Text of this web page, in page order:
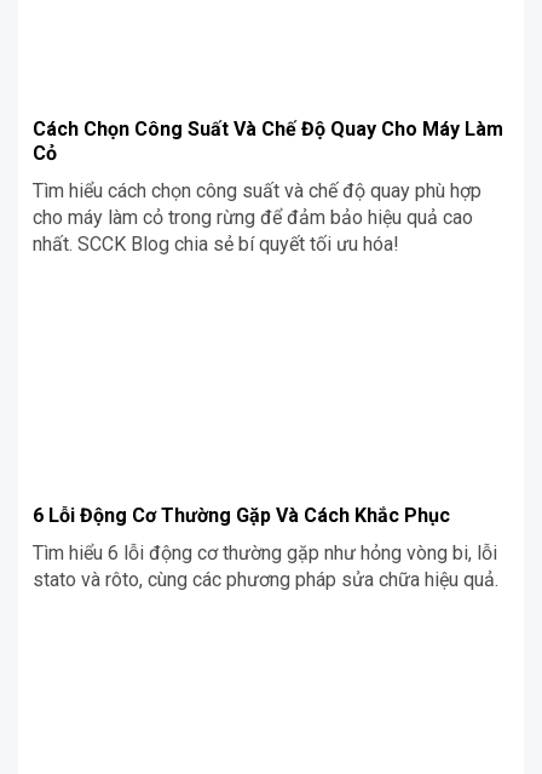
Cách Chọn Công Suất Và Chế Độ Quay Cho Máy Làm
Cỏ
Tìm hiểu cách chọn công suất và chế độ quay phù hợp
cho máy làm cỏ trong rừng để đảm bảo hiệu quả cao
nhất. SCCK Blog chia sẻ bí quyết tối ưu hóa!
6 Lỗi Động Cơ Thường Gặp Và Cách Khắc Phục
Tìm hiểu 6 lỗi động cơ thường gặp như hỏng vòng bi, lỗi
stato và rôto, cùng các phương pháp sửa chữa hiệu quả.